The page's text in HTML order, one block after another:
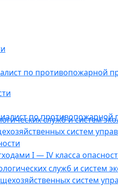
по противопожарной
служб и систем
систем
I — IV класса
по противопожарной
служб и систем
систем